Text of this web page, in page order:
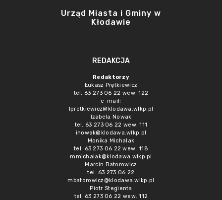
Urząd Miasta i Gminy w
Kłodawie
REDAKCJA
Redaktorzy
Łukasz Prętkiewicz
tel. 63 273 06 22 wew. 122
e-mail:
lpretkiewicz@klodawa.wlkp.pl
Izabela Nowak
tel. 63 273 06 22 wew. 111
inowak@klodawa.wlkp.pl
Monika Michalak
tel. 63 273 06 22 wew. 118
mmichalak@klodawa.wlkp.pl
Marcin Batorowicz
tel. 63 273 06 22
mbatorowicz@klodawa.wlkp.pl
Piotr Stegienta
tel. 63 273 06 22 wew. 112